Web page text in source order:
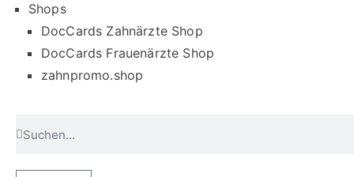
Shops
DocCards Zahnärzte Shop
DocCards Frauenärzte Shop
zahnpromo.shop